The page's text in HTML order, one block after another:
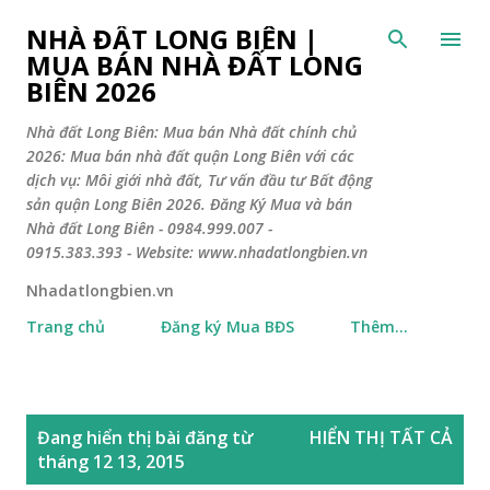
Chuyển đến nội dung chính
NHÀ ĐẤT LONG BIÊN |
MUA BÁN NHÀ ĐẤT LONG
BIÊN 2026
Nhà đất Long Biên: Mua bán Nhà đất chính chủ
2026: Mua bán nhà đất quận Long Biên với các
dịch vụ: Môi giới nhà đất, Tư vấn đầu tư Bất động
sản quận Long Biên 2026. Đăng Ký Mua và bán
Nhà đất Long Biên - 0984.999.007 -
0915.383.393 - Website: www.nhadatlongbien.vn
Nhadatlongbien.vn
Trang chủ
Đăng ký Mua BĐS Thêm…
Đang hiển thị bài đăng từ
tháng 12 13, 2015
HIỂN THỊ TẤT CẢ